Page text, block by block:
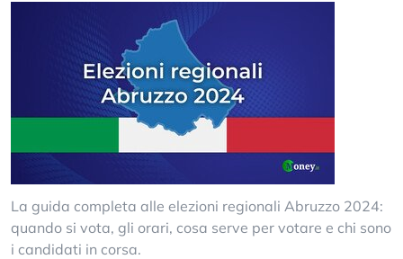
La guida completa alle elezioni regionali Abruzzo 2024:
quando si vota, gli orari, cosa serve per votare e chi sono
i candidati in corsa.